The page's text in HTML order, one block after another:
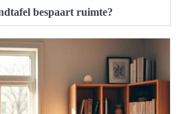
bespaart ruimte?